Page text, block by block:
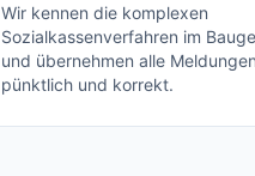
Wir kennen die komplexen
Sozialkassenverfahren im
und übernehmen alle Meldungen
pünktlich und korrekt.